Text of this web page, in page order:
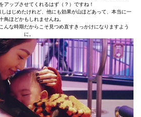
アップさせてくれるはず（？）ですね！
はじめたけれど、他にも効果が山ほどあって、本当に一
鳥ほどかもしれませんね。
んな時期だからこそ見つめ直すきっかけになりますよう
に。